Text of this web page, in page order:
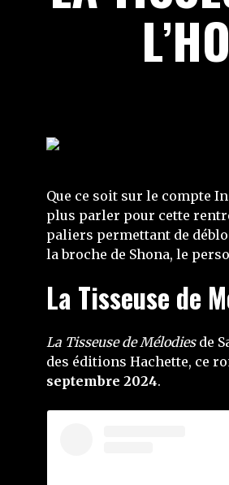
Que ce soit sur le compte
plus parler pour cette
paliers permettant de
la broche de Shona, le
La Tisseuse de
La Tisseuse de Mélodiesde
des éditions Hachette, ce
septembre 2024.